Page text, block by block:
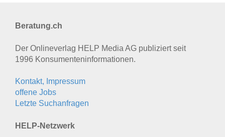
Beratung.ch
Der Onlineverlag HELP Media AG publiziert seit
1996 Konsumenten­informationen.
Kontakt, Impressum
offene Jobs
Letzte Suchanfragen
HELP-Netzwerk